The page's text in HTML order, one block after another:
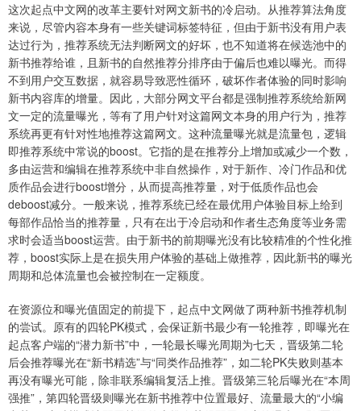
这次起点中文网的改革主要针对网文新书的冷启动。从推荐算法角度
来说，尽管内容本身有一些关键词标签特征，但由于新书没有用户表
达过行为，推荐系统无法判断网文的好坏，也不知道将在候选池中的
新书推荐给谁，且新书的自然推荐分排序由于偏后也难以曝光。而得
不到用户交互数据，就容易导致恶性循环，破坏作者体验的同时影响
新书内容库的增量。因此，大部分网文平台都是强制推荐系统给新网
文一定的流量曝光，等有了用户针对这篇网文本身的用户行为，推荐
系统再更有针对性地推荐这篇网文。这种流量曝光就是流量包，逻辑
即推荐系统中常说的boost。它指的是在推荐分上增加或减少一个数，
多由运营和编辑在推荐系统中非自然操作，对于新作、冷门作品和优
质作品会进行boost增分，从而提高推荐量，对于低质作品也会
deboost减分。一般来说，推荐系统已经在最优用户体验目标上给到
每部作品恰当的推荐量，只有在出于冷启动和作者生态角度等业务需
求时会适当boost运营。由于新书的前期曝光没有比较精准的个性化推
荐，boost实际上是在损失用户体验的基础上做推荐，因此新书的曝光
周期和总体流量也会被控制在一定额度。
在资源位和曝光值固定的前提下，起点中文网做了两种新书推荐机制
的尝试。原有的四轮PK模式，会保证新书最少有一轮推荐，即曝光在
起点客户端的“潜力新书”中，一轮最长曝光周期为七天，晋级第二轮
后会推荐曝光在“新书精选”与“同类作品推荐”，如二轮PK失败则基本
再没有曝光可能，除非联系编辑复活上推。晋级第三轮后曝光在“本周
强推”，第四轮晋级则曝光在新书推荐中位置最好、流量最大的“小编